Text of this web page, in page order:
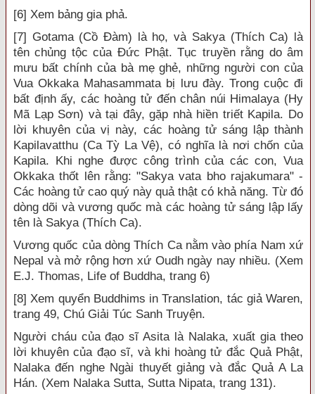
[6] Xem bảng gia phả.
[7] Gotama (Cồ Đàm) là họ, và Sakya (Thích Ca) là
tên chủng tộc của Đức Phật. Tục truyền rằng do âm
mưu bất chính của bà mẹ ghẻ, những người con của
Vua Okkaka Mahasammata bị lưu đày. Trong cuộc đi
bất định ấy, các hoàng tử đến chân núi Himalaya (Hy
Mã Lạp Sơn) và tại đây, gặp nhà hiền triết Kapila. Do
lời khuyên của vị này, các hoàng tử sáng lập thành
Kapilavatthu (Ca Tỳ La Vệ), có nghĩa là nơi chốn của
Kapila. Khi nghe được công trình của các con, Vua
Okkaka thốt lên rằng: "Sakya vata bho rajakumara" -
Các hoàng tử cao quý này quả thật có khả năng. Từ đó
dòng dõi và vương quốc mà các hoàng tử sáng lập lấy
tên là Sakya (Thích Ca).
Vương quốc của dòng Thích Ca nằm vào phía Nam xứ
Nepal và mở rộng hơn xứ Oudh ngày nay nhiều. (Xem
E.J. Thomas, Life of Buddha, trang 6)
[8] Xem quyển Buddhims in Translation, tác giả Waren,
trang 49, Chú Giải Túc Sanh Truyện.
Người cháu của đạo sĩ Asita là Nalaka, xuất gia theo
lời khuyên của đạo sĩ, và khi hoàng tử đắc Quả Phật,
Nalaka đến nghe Ngài thuyết giảng và đắc Quả A La
Hán. (Xem Nalaka Sutta, Sutta Nipata, trang 131).